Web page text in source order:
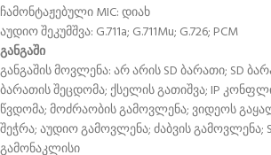
ჩამონტაჟებული MIC: დიახ
აუდიო შეკუმშვა: G.711a; G.711Mu; G.726; PCM
განგაში
განგაშის მოვლენა: არ არის SD ბარათი; SD
ბარათის შეცდომა; ქსელის გათიშვა; IP
წვდომა; მოძრაობის გამოვლენა; ვიდეოს
შეჭრა; აუდიო გამოვლენა; ძაბვის გამოვლენა;
გამონაკლისი